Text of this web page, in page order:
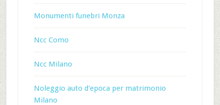
Monumenti funebri Monza
Ncc Como
Ncc Milano
Noleggio auto d'epoca per matrimonio
Milano